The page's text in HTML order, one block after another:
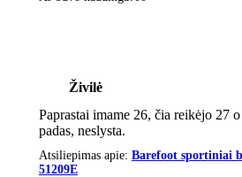
Živilė
Paprastai imame 26, čia reikėjo 27
padas, neslysta.
Atsiliepimas apie: Barefoot sportiniai
51209E